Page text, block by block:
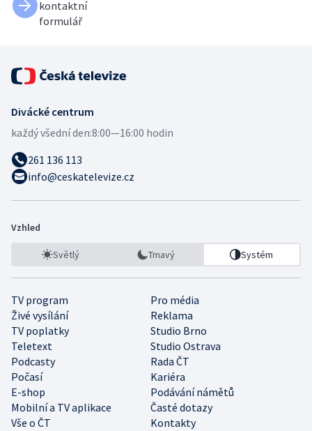
kontaktní
formulář
Divácké centrum
každý všední den:8:00—16:00 hodin
261 136 113
info@ceskatelevize.cz
Vzhled
Světlý Tmavý Systém
TV program
Pro média
Živé vysílání
Reklama
TV poplatky
Studio Brno
Teletext
Studio Ostrava
Podcasty
Rada ČT
Počasí
Kariéra
E-shop
Podávání námětů
Mobilní a TV aplikace
Časté dotazy
Vše o ČT
Kontakty